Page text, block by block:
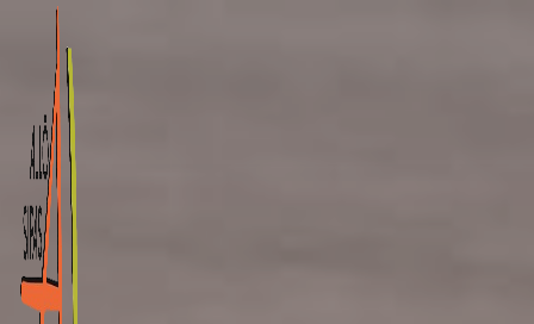
Panneau de gestion des cookies